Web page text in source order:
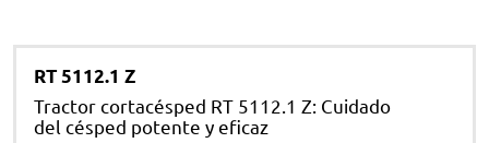
RT 5112.1 Z
Tractor cortacésped RT 5112.1 Z: Cuidado
del césped potente y eficaz